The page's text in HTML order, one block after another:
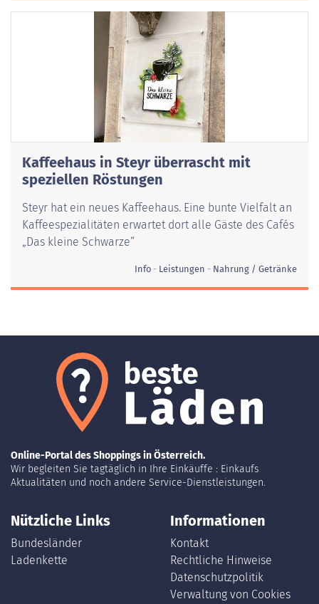
Kaffeehaus in Steyr überrascht mit
speziellen Röstungen
Steyr hat ein neues Kaffeehaus. Eine bunte Vielfalt an
Kaffeespezialitäten erwartet dort alle Gäste des Cafés
„Das kleine Schwarze“
Info Leistungen Nahrung / Getränke
Online-Portal des Shoppings in Österreich.
Wir begleiten Sie tagtäglich in Ihre Einkäuffe : Einkaufs
Aktualitäten und noch andere Service-Dienstleistungen.
Nützliche Links
Bundesländer
Ladenkette
Informationen
Kontakt
Rechtliche Hinweise
Datenschutzpolitik
Verwaltung von Cookies